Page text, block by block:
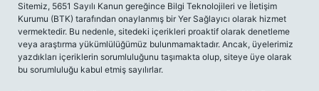
Sitemiz, 5651 Sayılı Kanun gereğince Bilgi Teknolojileri ve İletişim
Kurumu (BTK) tarafından onaylanmış bir Yer Sağlayıcı olarak hizmet
vermektedir. Bu nedenle, sitedeki içerikleri proaktif olarak denetleme
veya araştırma yükümlülüğümüz bulunmamaktadır. Ancak, üyelerimiz
yazdıkları içeriklerin sorumluluğunu taşımakta olup, siteye üye olarak
bu sorumluluğu kabul etmiş sayılırlar.